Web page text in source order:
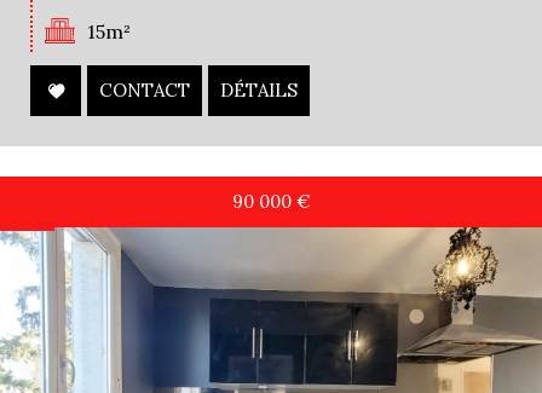
15m²
CONTACT DÉTAILS
90 000 €